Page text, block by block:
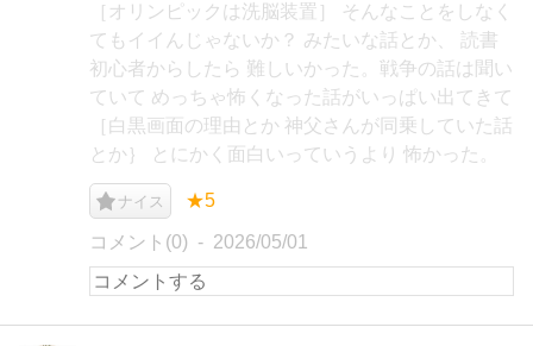
［オリンピックは洗脳装置］ そんなことをしなく
てもイイんじゃないか？ みたいな話とか、 読書
初心者からしたら 難しいかった。戦争の話は聞い
ていて めっちゃ怖くなった話がいっぱい出てきて
［白黒画面の理由とか 神父さんが同乗していた話
とか｝ とにかく面白いっていうより 怖かった。
ナイス ★5
コメント(0) 2026/05/01